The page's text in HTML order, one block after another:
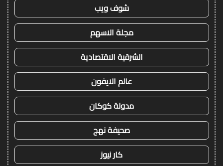
شوف ويب
مجلة الاسهم
الشرقية الاقتصادية
عالم الايفون
مدونة كوكان
صحيفة نهج
كار نيوز